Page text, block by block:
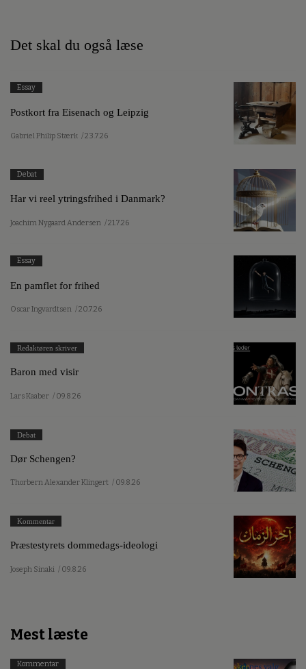
Det skal du også læse
Essay
Postkort fra Eisenach og Leipzig
Gabriel Philip Stærk / 23.7.26
Debat
Har vi reel ytringsfrihed i Danmark?
Joachim Nygaard Andersen / 21.7.26
Essay
En pamflet for frihed
Oscar Ingvardtsen / 20.7.26
Redaktøren skriver
Baron med visir
Lars Kaaber / 09.8.26
Debat
Dør Schengen?
Thorbern Alexander Klingert / 09.8.26
Kommentar
Præstestyrets dommedags-ideologi
Joseph Sinaki / 09.8.26
Mest læste
Kommentar